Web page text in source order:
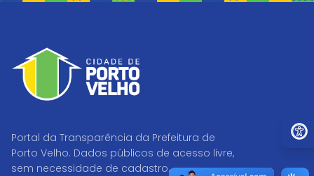
Portal da Transparência da Prefeitura de
Porto Velho. Dados públicos de acesso livre,
sem necessidade de cadastro.
Ir